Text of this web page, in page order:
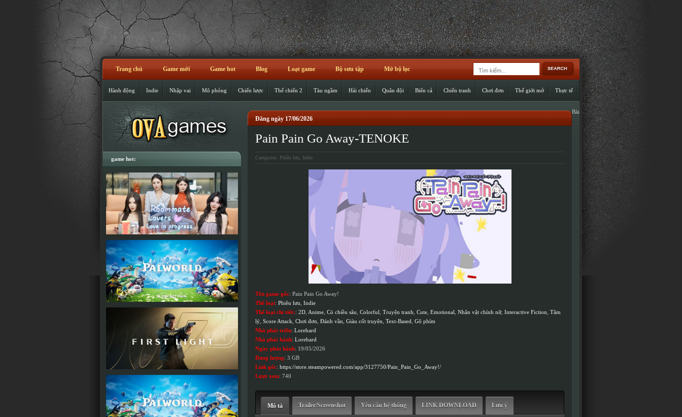
Trang chủ Game mới Game hot Blog Loạt game Bộ sưu tập Mở bộ lọc
Hành động Indie Nhập vai Mô phỏng Chiến lược Thế chiến 2 Tàu ngầm Hải chiến Quân đội Biển cả Chiến tranh Chơi đơn Thế giới mở Thực tế
Đăng ngày 17/06/2026
Pain Pain Go Away-TENOKE
Categories: Phiêu lưu Indie
Tên game gốc: Pain Pain Go Away!
Thể loại: Phiêu lưu Indie
Thể loại chi tiết:: 2D Anime Có chiều sâu Colorful Truyện tranh Cute Emotional Nhân vật chính nữ, Interactive Fiction Tâm
lý Score Attack Chơi đơn Đánh vần Giàu cốt truyện Text-Based Gõ phím
Nhà phát triển: Lorebard
Nhà phát hành: Lorebard
Ngày phát hành: 19/05/2026
Dung lượng: 3 GB
Link gốc: https://store.steampowered.com/app/3127750/Pain_Pain_Go_Away!/
Lượt xem: 740
Mô tả Trailer/Screenshot Yêu cầu hệ thống LINK DOWNLOAD Lưu ý
Bài
game hot: